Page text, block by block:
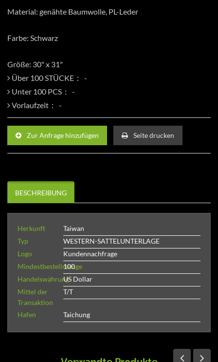
Material: genähte Baumwolle, PL-Leder
Farbe: Schwarz
Größe: 30" x 31"
Über 100 STÜCKE：
Unter 100 PCS：
Vorlaufzeit：
Zur Anfrage hinzufügen Seite drucken
BESCHREIBUNG
Herkunft
Taiwan
Typ
WESTERN-SATTELUNTERLAGE
Logo
Kundennachfrage
Mindestbestellmenge
100
HandelswährungUS Dollar
Mittel der
Transaktion
T/T
Hafen Taichung